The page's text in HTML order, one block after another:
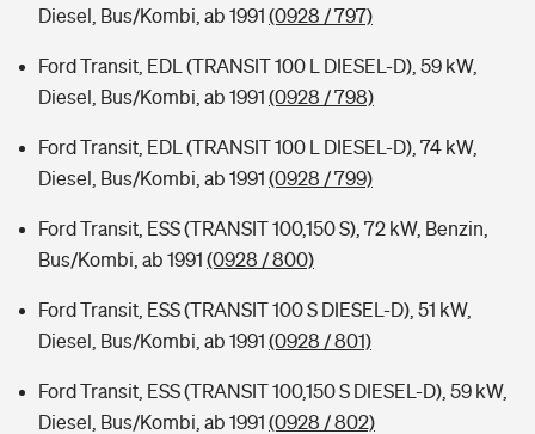
Diesel, Bus/Kombi, ab 1991 (0928 / 797)
Ford Transit, EDL (TRANSIT 100 L DIESEL-D), 59 kW,
Diesel, Bus/Kombi, ab 1991 (0928 / 798)
Ford Transit, EDL (TRANSIT 100 L DIESEL-D), 74 kW,
Diesel, Bus/Kombi, ab 1991 (0928 / 799)
Ford Transit, ESS (TRANSIT 100,150 S), 72 kW, Benzin,
Bus/Kombi, ab 1991 (0928 / 800)
Ford Transit, ESS (TRANSIT 100 S DIESEL-D), 51 kW,
Diesel, Bus/Kombi, ab 1991 (0928 / 801)
Ford Transit, ESS (TRANSIT 100,150 S DIESEL-D), 59 kW,
Diesel, Bus/Kombi, ab 1991 (0928 / 802)